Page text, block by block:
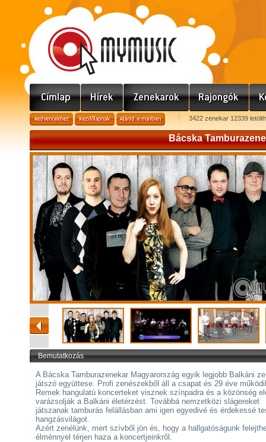
3422 zenekar 12339
Bácska
Bemutatkozás
A Bácska Tamburazenekar Magyarország egyik legjobb Balkáni
játszó együttese. Profi zenészekből áll a csapat és 29 éve
Remek hangulatú koncerteket visznek színpadra és a közönség
varázsolják a Balkáni életérzést. Továbbá nemzetközi slágereket
játszanak tamburás felállásban ami igen egyedivé és érdekessé
hangzásvilágot.
Azért zenélünk, mert szívből jön és, hogy a hallgatóságunk
élménnyel térjen haza a koncertjeinkről.